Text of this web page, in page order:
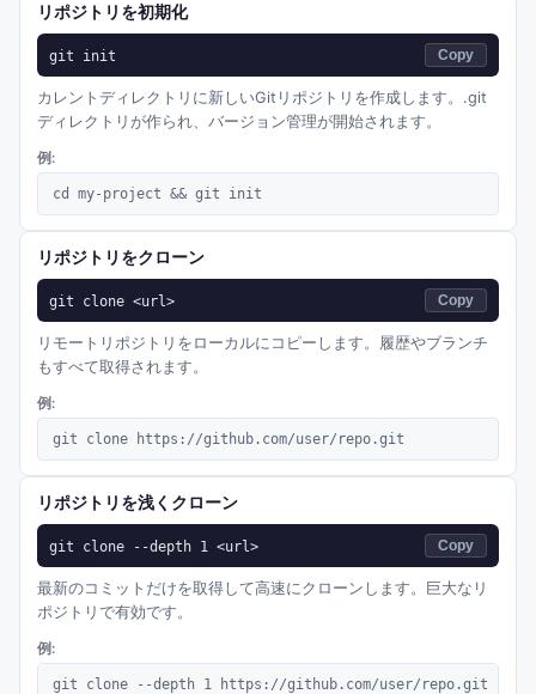
リポジトリを初期化
git init Copy
カレントディレクトリに新しいGitリポジトリを作成します。.git
ディレクトリが作られ、バージョン管理が開始されます。
例:
cd my-project && git init
リポジトリをクローン
git clone <url> Copy
リモートリポジトリをローカルにコピーします。履歴やブランチ
もすべて取得されます。
例:
git clone https://github.com/user/repo.git
リポジトリを浅くクローン
git clone --depth 1 <url> Copy
最新のコミットだけを取得して高速にクローンします。巨大なリ
ポジトリで有効です。
例:
git clone --depth 1 https://github.com/user/repo.git